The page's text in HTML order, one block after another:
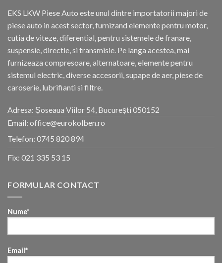
EKS LKW Piese Auto este unul dintre importatorii majori de
piese auto in acest sector, furnizand elemente pentru motor,
cutia de viteze, diferential, pentru sistemele de franare,
suspensie, directie, si transmisie. Pe langa acestea, mai
furnizeaza compresoare, alternatoare, elemente pentru
sistemul electric, diverse accesorii, supape de aer, piese de
caroserie, lubrifianti si filtre.
Adresa: Șoseaua Viilor 54, București 050152
Email: office@eurokolben.ro
Telefon: 0745 820 894
Fix: 021 335 53 15
FORMULAR CONTACT
Nume*
Email*